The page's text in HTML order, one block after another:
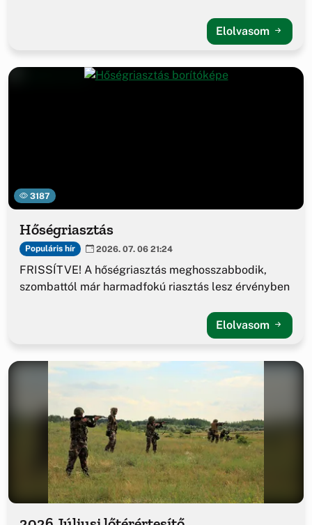
Elolvasom
3187
Hőségriasztás
Populáris hír 2026. 07. 06 21:24
FRISSÍTVE! A hőségriasztás meghosszabbodik,
szombattól már harmadfokú riasztás lesz érvényben
Elolvasom